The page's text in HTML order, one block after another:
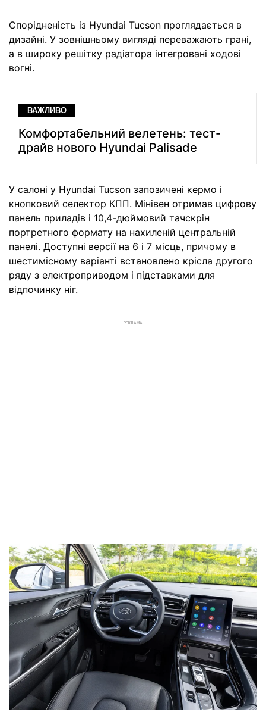
Спорідненість із Hyundai Tucson проглядається в
дизайні. У зовнішньому вигляді переважають грані,
а в широку решітку радіатора інтегровані ходові
вогні.
ВАЖЛИВО
Комфортабельний велетень: тест-
драйв нового Hyundai Palisade
У салоні у Hyundai Tucson запозичені кермо і
кнопковий селектор КПП. Мінівен отримав цифрову
панель приладів і 10,4-дюймовий тачскрін
портретного формату на нахиленій центральній
панелі. Доступні версії на 6 і 7 місць, причому в
шестимісному варіанті встановлено крісла другого
ряду з електроприводом і підставками для
відпочинку ніг.
РЕКЛАМА